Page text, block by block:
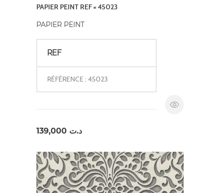
PAPIER PEINT REF = 45023
PAPIER PEINT
REF
RÉFÉRENCE : 45023
د.ت